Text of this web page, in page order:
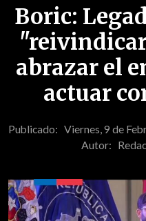
Boric:
abrazar el
actuar
Publicado: Viernes, 9 de
Autor: